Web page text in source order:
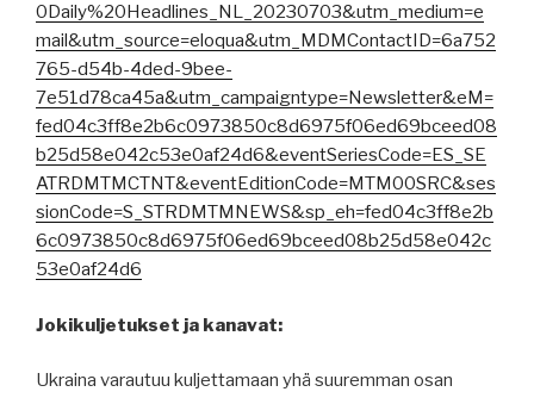
0Daily%20Headlines_NL_20230703&utm_medium=e
mail&utm_source=eloqua&utm_MDMContactID=6a752
765-d54b-4ded-9bee-
7e51d78ca45a&utm_campaigntype=Newsletter&eM=
fed04c3ff8e2b6c0973850c8d6975f06ed69bceed08
b25d58e042c53e0af24d6&eventSeriesCode=ES_SE
ATRDMTMCTNT&eventEditionCode=MTM00SRC&ses
sionCode=S_STRDMTMNEWS&sp_eh=fed04c3ff8e2b
6c0973850c8d6975f06ed69bceed08b25d58e042c
53e0af24d6
Jokikuljetukset ja kanavat:
Ukraina varautuu kuljettamaan yhä suuremman osan